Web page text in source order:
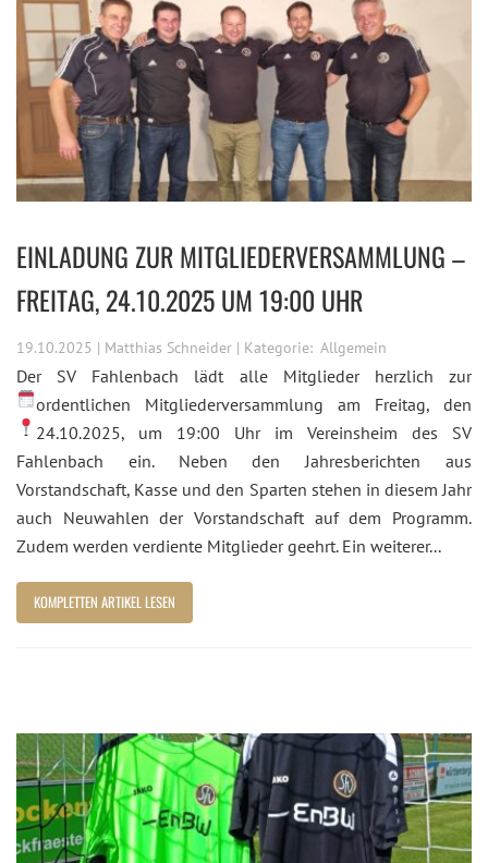
EINLADUNG ZUR MITGLIEDERVERSAMMLUNG –
FREITAG, 24.10.2025 UM 19:00 UHR
19.10.2025 | Matthias Schneider | Kategorie: Allgemein
Der SV Fahlenbach lädt alle Mitglieder herzlich zur
ordentlichen Mitgliederversammlung am Freitag, den
24.10.2025, um 19:00 Uhrim Vereinsheim des SV
Fahlenbach ein. Neben den Jahresberichten aus
Vorstandschaft, Kasse und den Sparten stehen in diesem Jahr
auch Neuwahlen der Vorstandschaft auf dem Programm.
Zudem werden verdiente Mitglieder geehrt. Ein weiterer...
KOMPLETTEN ARTIKEL LESEN